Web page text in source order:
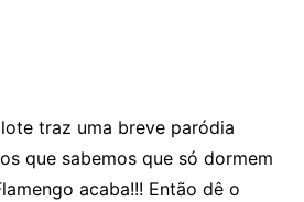
traz uma breve paródia
que sabemos que só dormem
acaba!!! Então dê o